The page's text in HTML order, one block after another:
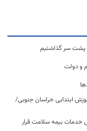
پشت سر گذاشتیم
و دولت
ابتدایی خراسان جنوبی/
خدمات بیمه سلامت قرار